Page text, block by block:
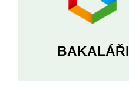
BAKALÁŘI